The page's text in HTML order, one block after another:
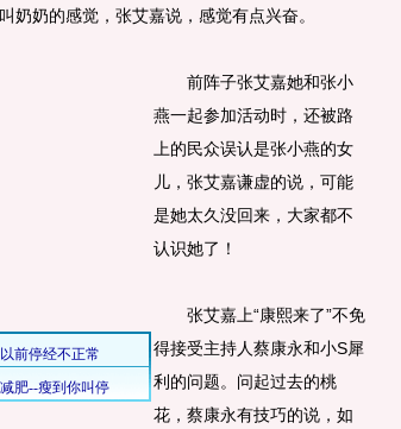
奶奶的感觉，张艾嘉说，感觉有点兴奋。
前阵子张艾嘉她和张小
燕一起参加活动时，还被路
上的民众误认是张小燕的女
儿，张艾嘉谦虚的说，可能
是她太久没回来，大家都不
认识她了！
张艾嘉上“康熙来了”不免
得接受主持人蔡康永和小S犀
利的问题。问起过去的桃
花，蔡康永有技巧的说，如